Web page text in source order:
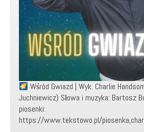
Wśród Gwiazd | Wyk. Charlie
Juchniewicz) Słowa i muzyka: Bartosz
piosenki:
https://www.tekstowo.pl/